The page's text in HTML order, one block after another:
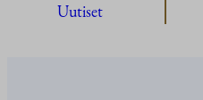
Uutiset